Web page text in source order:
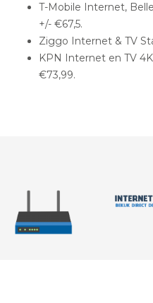
T-Mobile Internet,
+/- €67,5.
Ziggo Internet & TV
KPN Internet en TV
€73,99.